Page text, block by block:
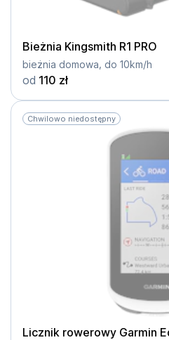
Bieżnia Kingsmith R1 PRO
bieżnia domowa, do 10km/h
od 110 zł
Chwilowo niedostępny
Licznik rowerowy Garmin